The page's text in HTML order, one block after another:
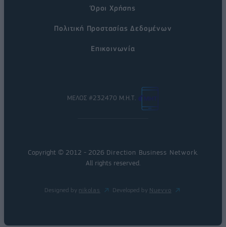
Όροι Χρήσης
Πολιτική Προστασίας Δεδομένων
Επικοινωνία
ΜΕΛΟΣ #232470 Μ.Η.Τ.
Copyright © 2012 - 2026 Direction Business Network
All rights reserved.
Designed by nikolas Developed by Nuevvo